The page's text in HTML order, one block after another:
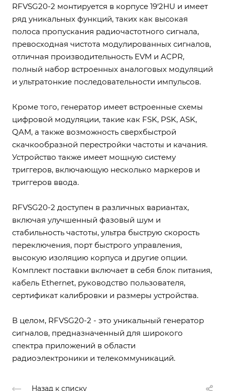
RFVSG20-2 монтируется в корпусе 19‘2HU и имеет
ряд уникальных функций, таких как высокая
полоса пропускания радиочастотного сигнала,
превосходная чистота модулированных сигналов,
отличная производительность EVM и ACPR,
полный набор встроенных аналоговых модуляций
и ультратонкие последовательности импульсов.
Кроме того, генератор имеет встроенные схемы
цифровой модуляции, такие как FSK, PSK, ASK,
QAM, а также возможность сверхбыстрой
скачкообразной перестройки частоты и качания.
Устройство также имеет мощную систему
триггеров, включающую несколько маркеров и
триггеров ввода.
RFVSG20-2 доступен в различных вариантах,
включая улучшенный фазовый шум и
стабильность частоты, ультра быструю скорость
переключения, порт быстрого управления,
высокую изоляцию корпуса и другие опции.
Комплект поставки включает в себя блок питания,
кабель Ethernet, руководство пользователя,
сертификат калибровки и размеры устройства.
В целом, RFVSG20-2 - это уникальный генератор
сигналов, предназначенный для широкого
спектра приложений в области
радиоэлектроники и телекоммуникаций.
Назад к списку